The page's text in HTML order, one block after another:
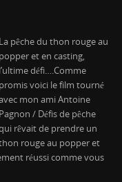
La pêche du thon rouge au
popper et en casting,
l’ultime défi….Comme
promis voici le film tourné
mon ami Antoine
Pagnon / Défis de pêche
rêvait de prendre un
rouge au popper et
réussi comme vous